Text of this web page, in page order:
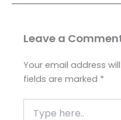
Leave a
Your email address
fields are marked *
here..